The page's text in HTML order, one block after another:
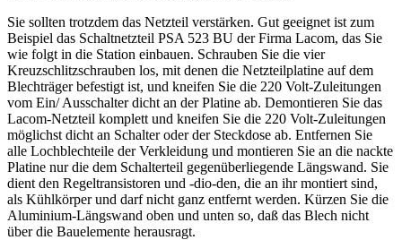
Sie sollten trotzdem das Netzteil verstärken. Gut geeignet ist zum
Beispiel das Schaltnetzteil PSA 523 BU der Firma Lacom, das Sie
wie folgt in die Station einbauen. Schrauben Sie die vier
Kreuzschlitzschrauben los, mit denen die Netzteilplatine auf dem
Blechträger befestigt ist, und kneifen Sie die 220 Volt-Zuleitungen
vom Ein/ Ausschalter dicht an der Platine ab. Demontieren Sie das
Lacom-Netzteil komplett und kneifen Sie die 220 Volt-Zuleitungen
möglichst dicht an Schalter oder der Steckdose ab. Entfernen Sie
alle Lochblechteile der Verkleidung und montieren Sie an die nackte
Platine nur die dem Schalterteil gegenüberliegende Längswand. Sie
dient den Regeltransistoren und -dio-den, die an ihr montiert sind,
als Kühlkörper und darf nicht ganz entfernt werden. Kürzen Sie die
Aluminium-Längswand oben und unten so, daß das Blech nicht
über die Bauelemente herausragt.